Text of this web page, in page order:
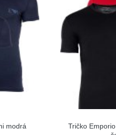
modrá
Tričko